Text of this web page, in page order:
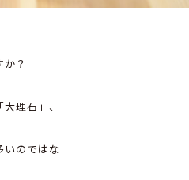
？
理石」、
いのではな